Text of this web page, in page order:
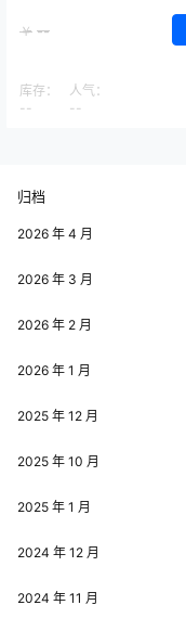
￥ --
库存：
--
人气：
--
归档
2026 年 4 月
2026 年 3 月
2026 年 2 月
2026 年 1 月
2025 年 12 月
2025 年 10 月
2025 年 1 月
2024 年 12 月
2024 年 11 月